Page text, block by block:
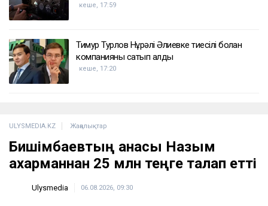
кеше, 17:59
Тимур Турлов Нұрәлі Әлиевке тиесілі болған
компанияны сатып алды
кеше, 17:20
ULYSMEDIA.KZ Жаңалықтар
Бишімбаевтың анасы Назым
Қахарманнан 25 млн теңге талап етті
Ulysmedia 06.08.2026, 09:30